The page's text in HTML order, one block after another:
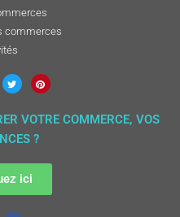
commerces
VOTRE COMMERCE, VOS
?
ici